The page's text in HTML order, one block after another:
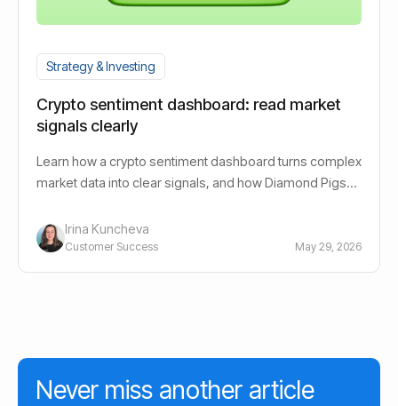
Strategy & Investing
Crypto sentiment dashboard: read market
signals clearly
Learn how a crypto sentiment dashboard turns complex
market data into clear signals, and how Diamond Pigs
Irina Kuncheva
Customer Success May 29, 2026
Never miss another article